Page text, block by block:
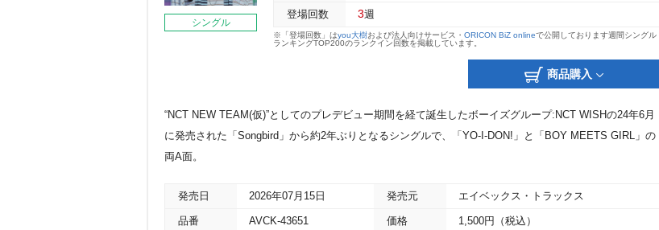
シングル
登場回数 3週
※「登場回数」はyou大樹および法人向けサービス・ ORICON BiZ onlineで公開しております週間シングル
ランキングTOP200のランクイン回数を掲載しています。
商品購入
“NCT NEW TEAM(仮)”としてのプレデビュー期間を経て誕生したボーイズグループ:NCT WISHの24年6月
に発売された「Songbird」から約2年ぶりとなるシングルで、「YO-I-DON!」と「BOY MEETS GIRL」の
両A面。
発売日 2026年07月15日 発売元 エイベックス・トラックス
品番 AVCK-43651 価格 1,500円（税込）